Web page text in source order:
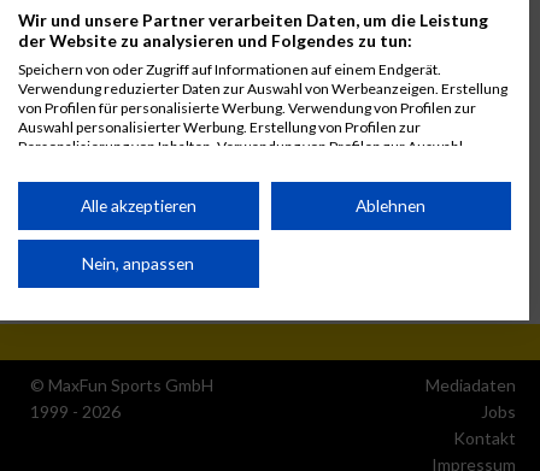
© MaxFun Sports GmbH
1999 - 2026
Mediadaten
Jobs
Kontakt
Impressum
Wir und unsere Partner verarbeiten Daten, um die Leistung
der Website zu analysieren und Folgendes zu tun:
Speichern von oder Zugriff auf Informationen auf einem Endgerät.
Verwendung reduzierter Daten zur Auswahl von Werbeanzeigen. Erstellung
von Profilen für personalisierte Werbung. Verwendung von Profilen zur
Auswahl personalisierter Werbung. Erstellung von Profilen zur
Personalisierung von Inhalten. Verwendung von Profilen zur Auswahl
Performance von Inhalten. Analyse von Zielgruppen durch Statistiken oder
Kombinationen von Daten aus verschiedenen Quellen. Entwicklung und
von Inhalten.
Daten können außerhalb der Europäischen Union weitergegeben und in die
Website/App.
Wir nutzen Ihre Daten für folgende Zwecke:
Alle akzeptieren Ablehnen
Nein, anpassen